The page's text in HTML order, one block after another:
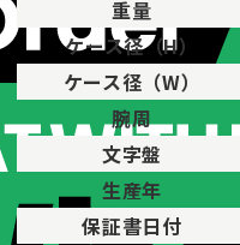
重量
ケース径（H）
ケース径（W）
腕周
文字盤
生産年
保証書日付